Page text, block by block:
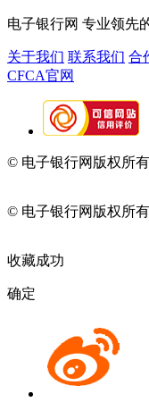
电子银行网 专业领先
关于我们 联系我们 合
CFCA官网
© 电子银行网版权所有
© 电子银行网版权所有
收藏成功
确定